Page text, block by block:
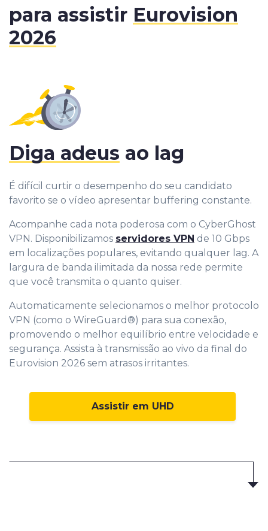
para assistir Eurovision
2026
Diga adeus ao lag
É difícil curtir o desempenho do seu candidato
favorito se o vídeo apresentar buffering constante.
Acompanhe cada nota poderosa com o CyberGhost
VPN. Disponibilizamos servidores VPN de 10 Gbps
em localizações populares, evitando qualquer lag. A
largura de banda ilimitada da nossa rede permite
que você transmita o quanto quiser.
Automaticamente selecionamos o melhor protocolo
VPN (como o WireGuard®) para sua conexão,
promovendo o melhor equilíbrio entre velocidade e
segurança. Assista à transmissão ao vivo da final do
Eurovision 2026 sem atrasos irritantes.
Assistir em UHD